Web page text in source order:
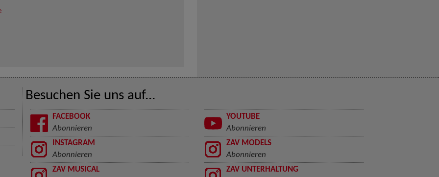
Besuchen Sie uns auf...
FACEBOOK
Abonnieren
YOUTUBE
Abonnieren
INSTAGRAM
Abonnieren
ZAV MODELS
Abonnieren
ZAV MUSICAL
ZAV UNTERHALTUNG